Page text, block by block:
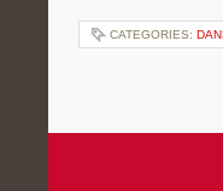
CATEGORIES: